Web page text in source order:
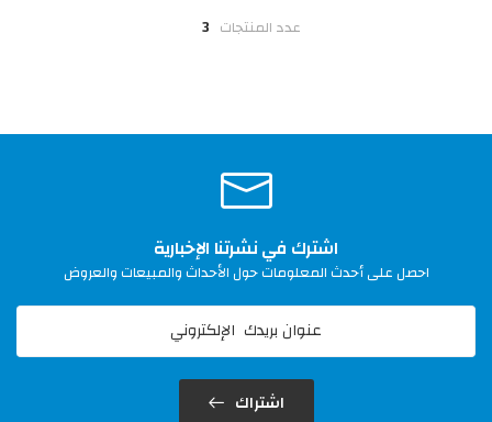
عدد المنتجات 3
اشترك في نشرتنا الإخبارية
احصل على أحدث المعلومات حول الأحداث والمبيعات والعروض
اشتراك